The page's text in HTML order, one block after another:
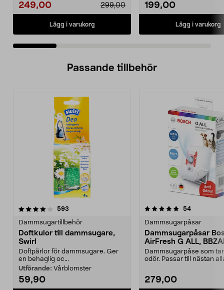
249,00 299,00
Lägg i varukorg
199,00
Lägg i varukorg
Passande tillbehör
593
Dammsugartillbehör
Doftkulor till dammsugare,
Swirl
Doftpärlor för dammsugare. Ger
en behaglig oc...
Utförande: Vårblomster
59,90
5.0av 5 stjärnor 54recensioner
Dammsugarpåsar
Dammsugarpåsar
AirFresh G ALL,
Dammsugarpåse som
odör. Passar till nästan
279,00
4.5av 5 stjärnor